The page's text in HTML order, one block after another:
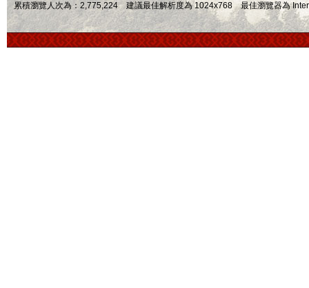
累積瀏覽人次為：2,775,224 建議最佳解析度為 1024x768 最佳瀏覽器為